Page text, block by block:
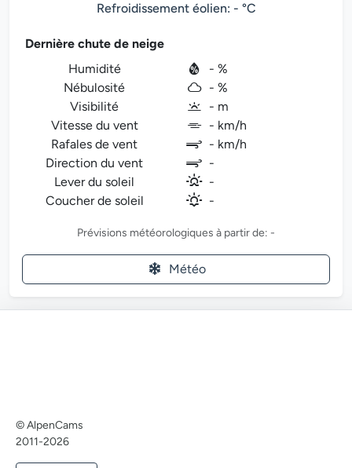
Refroidissement éolien: - °C
Dernière chute de neige
Humidité
- %
Nébulosité
- %
Visibilité
- m
Vitesse du vent
- km/h
Rafales de vent
- km/h
Direction du vent
-
Lever du soleil
-
Coucher de soleil
-
Prévisions météorologiques à partir de: -
Météo
© AlpenCams
2011-2026